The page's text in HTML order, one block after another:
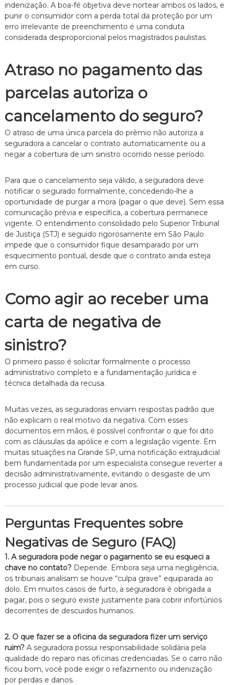
indenização. A boa-fé objetiva deve nortear ambos os lados, e
punir o consumidor com a perda total da proteção por um
erro irrelevante de preenchimento é uma conduta
considerada desproporcional pelos magistrados paulistas.
Atraso no pagamento das
parcelas autoriza o
cancelamento do seguro?
O atraso de uma única parcela do prêmio não autoriza a
seguradora a cancelar o contrato automaticamente ou a
negar a cobertura de um sinistro ocorrido nesse período.
Para que o cancelamento seja válido, a seguradora deve
notificar o segurado formalmente, concedendo-lhe a
oportunidade de purgar a mora (pagar o que deve). Sem essa
comunicação prévia e específica, a cobertura permanece
vigente. O entendimento consolidado pelo Superior Tribunal
de Justiça (STJ) e seguido rigorosamente em São Paulo
impede que o consumidor fique desamparado por um
esquecimento pontual, desde que o contrato ainda esteja
em curso.
Como agir ao receber uma
carta de negativa de
sinistro?
O primeiro passo é solicitar formalmente o processo
administrativo completo e a fundamentação jurídica e
técnica detalhada da recusa.
Muitas vezes, as seguradoras enviam respostas padrão que
não explicam o real motivo da negativa. Com esses
documentos em mãos, é possível confrontar o que foi dito
com as cláusulas da apólice e com a legislação vigente. Em
muitas situações na Grande SP, uma notificação extrajudicial
bem fundamentada por um especialista consegue reverter a
decisão administrativamente, evitando o desgaste de um
processo judicial que pode levar anos.
Perguntas Frequentes sobre
Negativas de Seguro (FAQ)
1. A seguradora pode negar o pagamento se eu esqueci a
chave no contato?Depende. Embora seja uma negligência,
os tribunais analisam se houve “culpa grave” equiparada ao
dolo. Em muitos casos de furto, a seguradora é obrigada a
pagar, pois o seguro existe justamente para cobrir infortúnios
decorrentes de descuidos humanos.
2. O que fazer se a oficina da seguradora fizer um serviço
ruim?A seguradora possui responsabilidade solidária pela
qualidade do reparo nas oficinas credenciadas. Se o carro não
ficou bom, você pode exigir o refazimento ou indenização
por perdas e danos.